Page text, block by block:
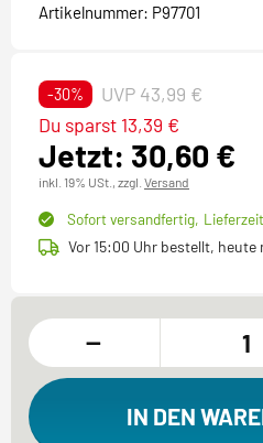
Artikelnummer: P97701
-30% UVP 43,99 €
Jetzt: 30,60 €
Du sparst 13,39 €
inkl. 19% USt., zzgl. Versand
Sofort versandfertig,
Vor 15:00 Uhr bestellt,
-
IN DEN